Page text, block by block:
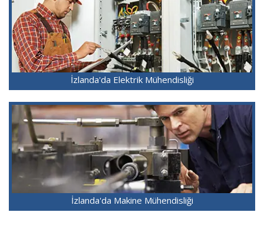
İzlanda'da Elektrik Mühendisliği
İzlanda'da Makine Mühendisliği